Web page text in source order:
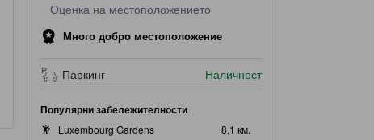
Оценка на местоположението
Много добро местоположение
Паркинг Наличност
Популярни забележителности
Luxembourg Gardens
8,1 км.